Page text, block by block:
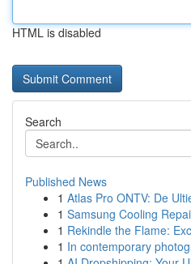
HTML is disabled
Search
Published News
1 Atlas Pro ONTV: De
1 Samsung Cooling
1 Rekindle the Flame:
1 In contemporary